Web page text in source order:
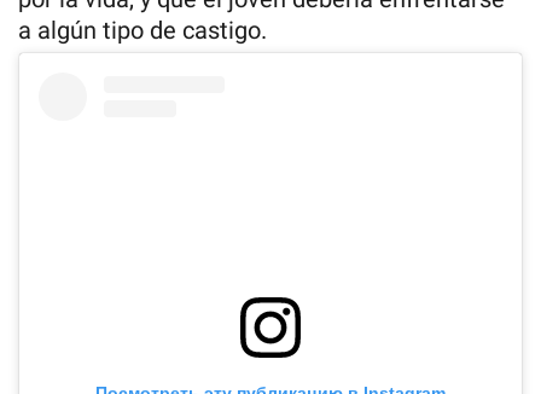
a algún tipo de castigo.